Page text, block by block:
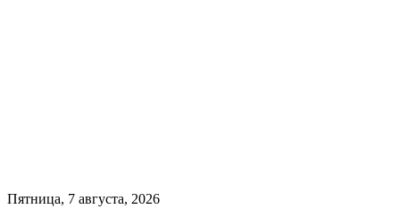
Пятница, 7 августа, 2026